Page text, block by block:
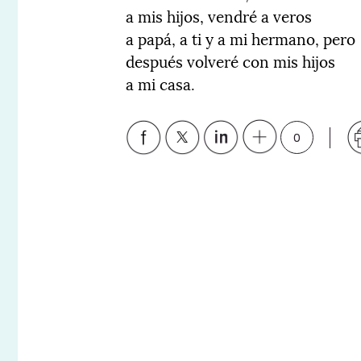
a mis hijos, vendré a veros
a papá, a ti y a mi hermano, pero
después volveré con mis hijos
a mi casa.
0